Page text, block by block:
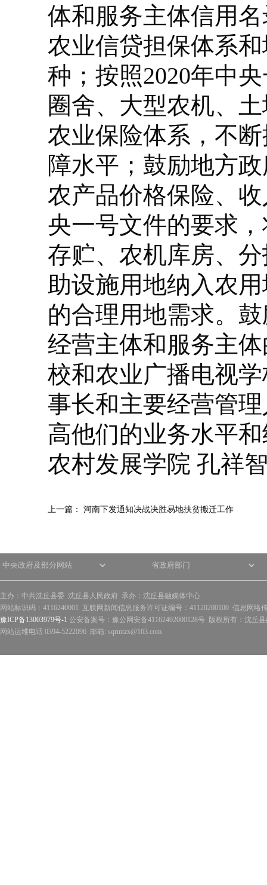
体和服务主体信用
农业信贷担保体系
种；按照2020年中
圈舍、大型农机、
农业保险体系，不
障水平；鼓励地方
农产品价格保险、
央一号文件的要求
存贮、农机库房、
助设施用地纳入农
的合理用地需求。
经营主体和服务主
校和农业广播电视
事长和主要经营管
高他们的业务水平
农村发展学院 孔祥
上一篇： 河南下发通知决战决胜易地扶贫搬迁工作
主办：中共沈丘县委 沈丘县人民政府 承办：沈丘县融媒体中心
网站标识码：4116240001 互联网新闻信息服务许可证编号：41120200100 信息网络
豫ICP备13003979号-1 公安备案号：豫公网安备41162402000128号 版权所有：沈丘
网站运维电话 0394-5222096 邮箱: sqrmtzx@163.com